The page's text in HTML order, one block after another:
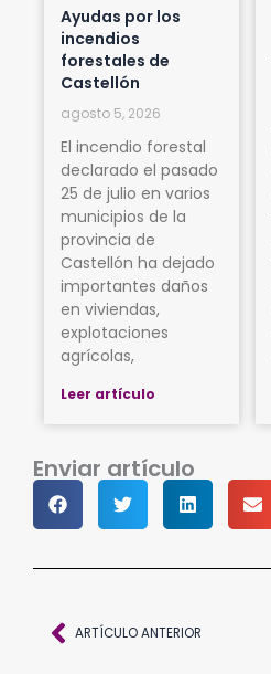
Ayudas por los
incendios
forestales de
Castellón
agosto 5, 2026
El incendio forestal
declarado el pasado
25 de julio en varios
municipios de la
provincia de
Castellón ha dejado
importantes daños
en viviendas,
explotaciones
agrícolas,
Leer artículo
Enviar artículo
AntARTÍCULO ANTERIOR